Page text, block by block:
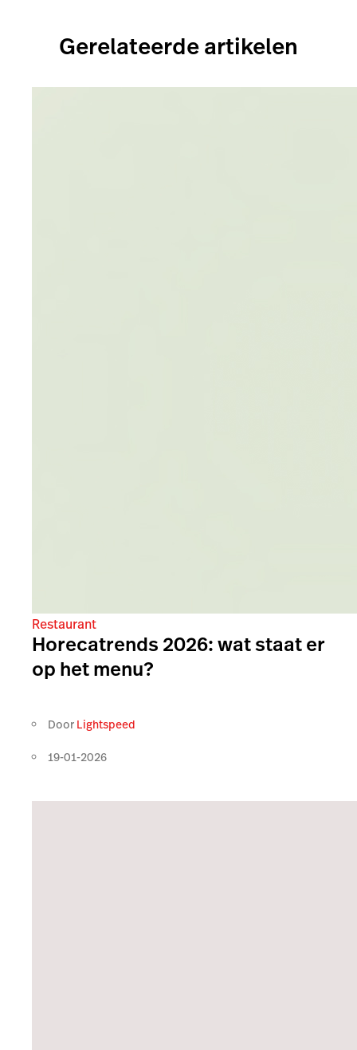
Gerelateerde artikelen
Restaurant
Horecatrends 2026: wat staat er
op het menu?
Door Lightspeed
19-01-2026